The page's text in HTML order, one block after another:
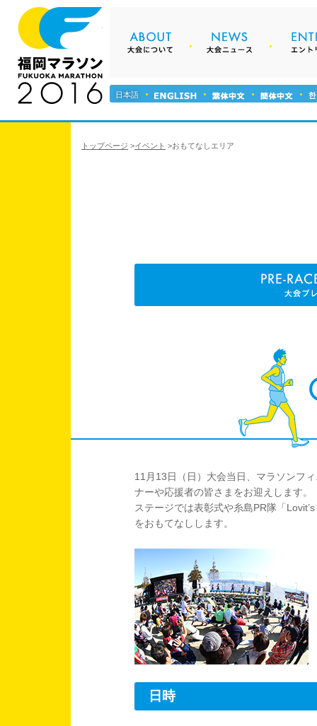
Outline 大会
Guest
日本語
トップページ >イベント >おもてなしエリア
11月13日（日）大会当日、マラソンフ
ナーや応援者の皆さまをお迎えします。
ステージでは表彰式や糸島PR隊「
をおもてなしします。
日時